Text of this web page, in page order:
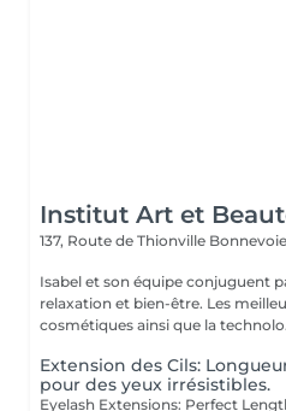
Institut Art et
137, Route de Thionville Bonnevoie
Isabel et son équipe conjuguent
relaxation et bien-être. Les meilleures marques esthétiques et
cosmétiques ainsi que la
Extension des Cils:
pour des yeux irrésistibles.